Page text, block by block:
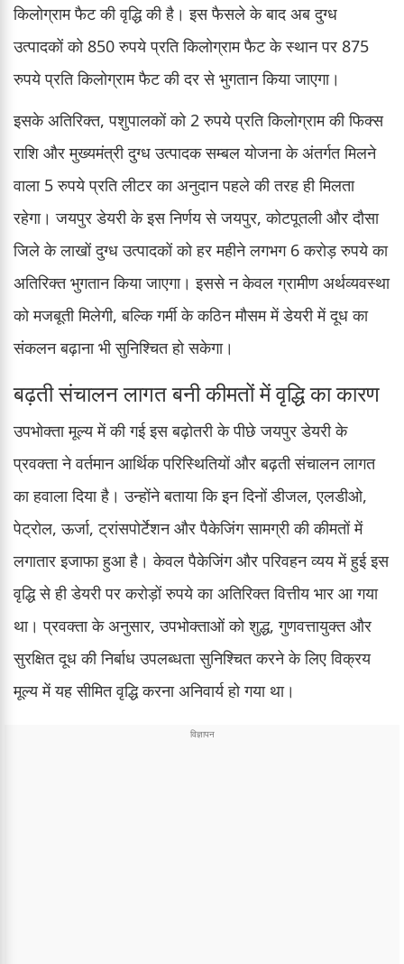
किलोग्राम फैट की वृद्धि की है। इस फैसले के बाद अब दुग्ध
उत्पादकों को 850 रुपये प्रति किलोग्राम फैट के स्थान पर 875
रुपये प्रति किलोग्राम फैट की दर से भुगतान किया जाएगा।
इसके अतिरिक्त, पशुपालकों को 2 रुपये प्रति किलोग्राम की फिक्स
राशि और मुख्यमंत्री दुग्ध उत्पादक सम्बल योजना के अंतर्गत मिलने
वाला 5 रुपये प्रति लीटर का अनुदान पहले की तरह ही मिलता
रहेगा। जयपुर डेयरी के इस निर्णय से जयपुर, कोटपूतली और दौसा
जिले के लाखों दुग्ध उत्पादकों को हर महीने लगभग 6 करोड़ रुपये का
अतिरिक्त भुगतान किया जाएगा। इससे न केवल ग्रामीण अर्थव्यवस्था
को मजबूती मिलेगी, बल्कि गर्मी के कठिन मौसम में डेयरी में दूध का
संकलन बढ़ाना भी सुनिश्चित हो सकेगा।
बढ़ती संचालन लागत बनी कीमतों में वृद्धि का कारण
उपभोक्ता मूल्य में की गई इस बढ़ोतरी के पीछे जयपुर डेयरी के
प्रवक्ता ने वर्तमान आर्थिक परिस्थितियों और बढ़ती संचालन लागत
का हवाला दिया है। उन्होंने बताया कि इन दिनों डीजल, एलडीओ,
पेट्रोल, ऊर्जा, ट्रांसपोर्टेशन और पैकेजिंग सामग्री की कीमतों में
लगातार इजाफा हुआ है। केवल पैकेजिंग और परिवहन व्यय में हुई इस
वृद्धि से ही डेयरी पर करोड़ों रुपये का अतिरिक्त वित्तीय भार आ गया
था। प्रवक्ता के अनुसार, उपभोक्ताओं को शुद्ध, गुणवत्तायुक्त और
सुरक्षित दूध की निर्बाध उपलब्धता सुनिश्चित करने के लिए विक्रय
मूल्य में यह सीमित वृद्धि करना अनिवार्य हो गया था।